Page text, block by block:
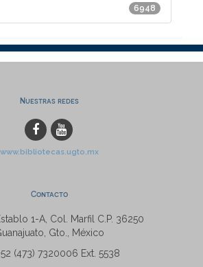
6948
Nuestras redes
www.bibliotecas.ugto.mx
Contacto
1-A, Col. Marfil C.P. 36250
Gto., México
(473) 7320006 Ext. 5538